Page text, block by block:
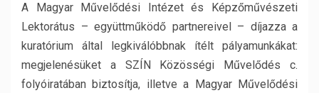
A Magyar Művelődési Intézet és Képzőművészeti
Lektorátus – együttműködő partnereivel – díjazza a
kuratórium által legkiválóbbnak ítélt pályamunkákat:
megjelenésüket a SZÍN Közösségi Művelődés c.
folyóiratában biztosítja, illetve a Magyar Művelődési